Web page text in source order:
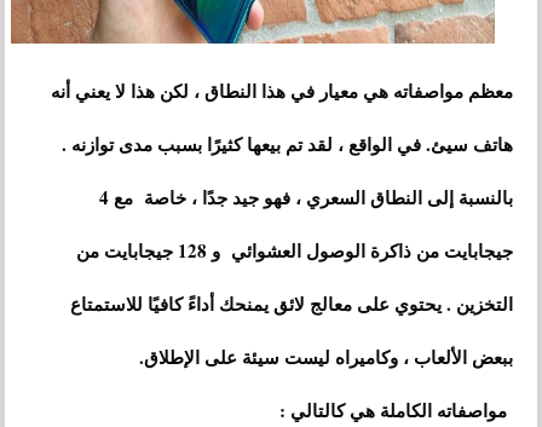
معظم مواصفاته هي معيار في هذا النطاق ، لكن هذا لا يعني أنه
هاتف سيئ. في الواقع ، لقد تم بيعها كثيرًا بسبب مدى توازنه .
بالنسبة إلى النطاق السعري ، فهو جيد جدًا ، خاصة مع 4
جيجابايت من ذاكرة الوصول العشوائي و 128 جيجابايت من
التخزين . يحتوي على معالج لائق يمنحك أداءً كافيًا للاستمتاع
ببعض الألعاب ، وكاميراه ليست سيئة على الإطلاق.
مواصفاته الكاملة هي كالتالي :